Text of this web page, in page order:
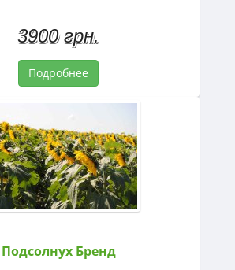
3900 грн.
Подробнее
Подсолнух Бренд